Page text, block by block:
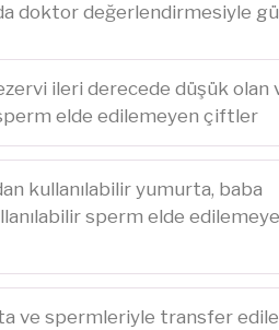
doktor değerlendirmesiyle
ileri derecede düşük olan
elde edilemeyen çiftler
kullanılabilir yumurta, baba
sperm elde
ve spermleriyle transfer